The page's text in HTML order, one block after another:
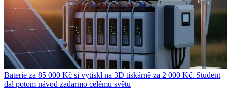
Baterie za 85 000 Kč si vytiskl na 3D tiskárně za 2 000 Kč. Student
dal potom návod zadarmo celému světu